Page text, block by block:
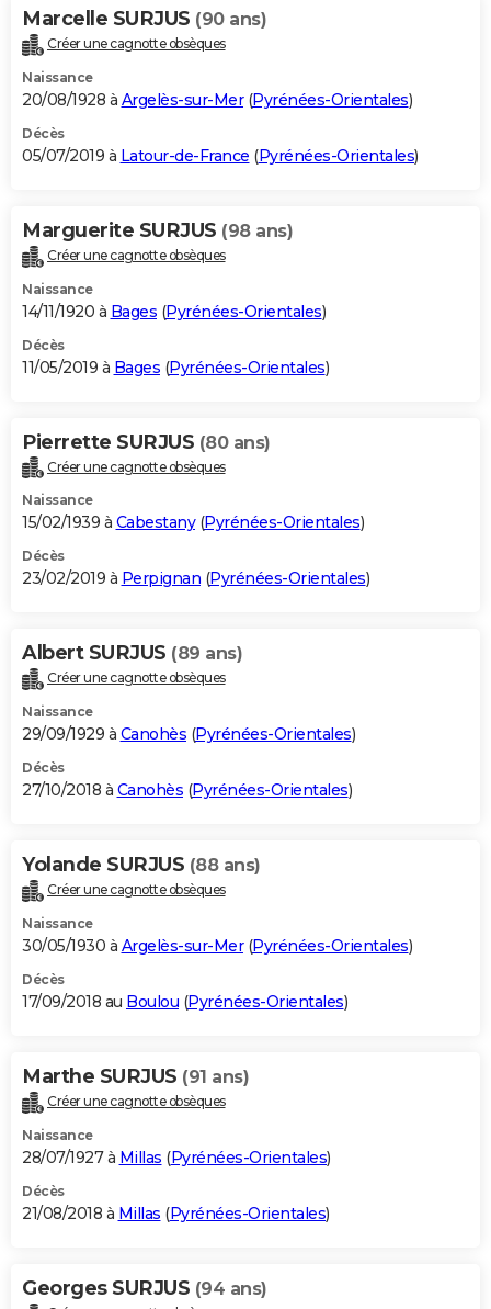
Marcelle SURJUS (90 ans)
Créer une cagnotte obsèques
Naissance
20/08/1928 à Argelès-sur-Mer(Pyrénées-Orientales)
Décès
05/07/2019 à Latour-de-France (Pyrénées-Orientales)
Marguerite SURJUS (98 ans)
Créer une cagnotte obsèques
Naissance
14/11/1920 à Bages (Pyrénées-Orientales)
Décès
11/05/2019 à Bages (Pyrénées-Orientales)
Pierrette SURJUS (80 ans)
Créer une cagnotte obsèques
Naissance
15/02/1939 à Cabestany(Pyrénées-Orientales)
Décès
23/02/2019 à Perpignan (Pyrénées-Orientales)
Albert SURJUS (89 ans)
Créer une cagnotte obsèques
Naissance
29/09/1929 à Canohès (Pyrénées-Orientales)
Décès
27/10/2018 à Canohès (Pyrénées-Orientales)
Yolande SURJUS (88 ans)
Créer une cagnotte obsèques
Naissance
30/05/1930 à Argelès-sur-Mer(Pyrénées-Orientales)
Décès
17/09/2018 au Boulou (Pyrénées-Orientales)
Marthe SURJUS (91 ans)
Créer une cagnotte obsèques
Naissance
28/07/1927 à Millas (Pyrénées-Orientales)
Décès
21/08/2018 à Millas (Pyrénées-Orientales)
Georges SURJUS (94 ans)